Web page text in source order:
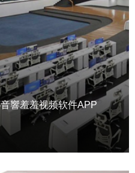
響羞羞视频软件APP